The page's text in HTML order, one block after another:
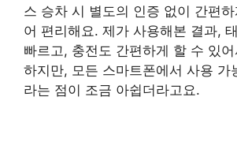
스 승차 시 별도의 인증 없이 간편
어 편리해요. 제가 사용해본 결과,
빠르고, 충전도 간편하게 할 수 있
하지만, 모든 스마트폰에서 사용 가
라는 점이 조금 아쉽더라고요.